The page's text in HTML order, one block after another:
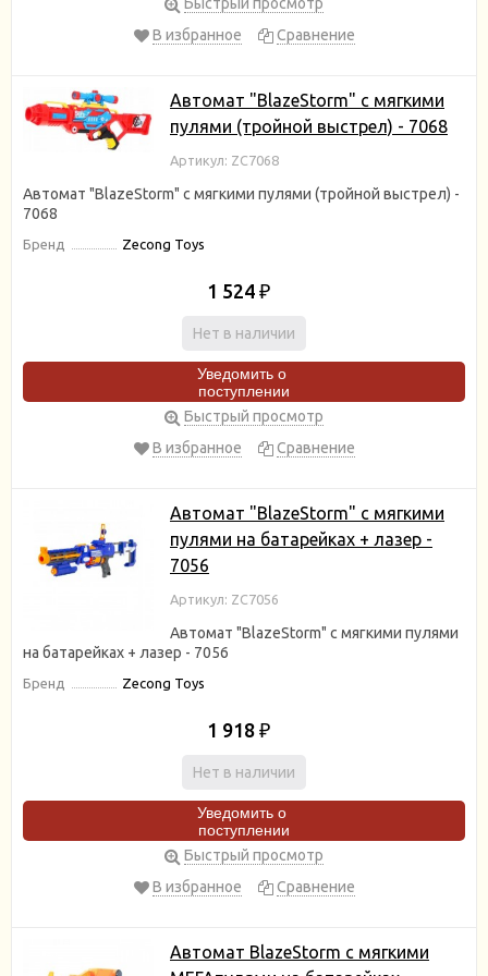
В избранное
Сравнение
Автомат "BlazeStorm" с мягкими
пулями (тройной выстрел) - 7068
Артикул: ZC7068
Автомат "BlazeStorm" с мягкими пулями (тройной выстрел) -
7068
Бренд Zecong Toys
1 524 ₽
Нет в наличии
Уведомить о
поступлении
Быстрый просмотр
В избранное
Сравнение
Автомат "BlazeStorm" с мягкими
пулями на батарейках + лазер -
7056
Артикул: ZC7056
Автомат "BlazeStorm" с мягкими пулями
на батарейках + лазер - 7056
Бренд Zecong Toys
1 918 ₽
Нет в наличии
Уведомить о
поступлении
Быстрый просмотр
В избранное
Сравнение
Автомат BlazeStorm с мягкими